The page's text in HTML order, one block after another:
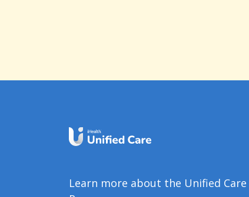
Learn more about the Unified Care